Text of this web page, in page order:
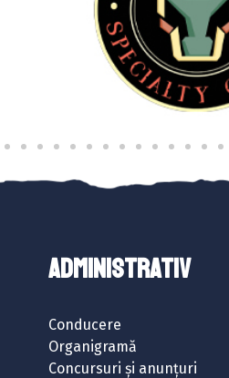
ADMINISTRATIV
Conducere
Organigramă
Concursuri și anunțuri